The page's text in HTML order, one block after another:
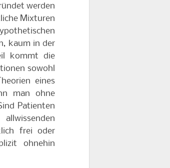
werden
Mixturen
kaum in der
kommt die
sowohl
eines
man ohne
Patienten
frei oder
ohnehin